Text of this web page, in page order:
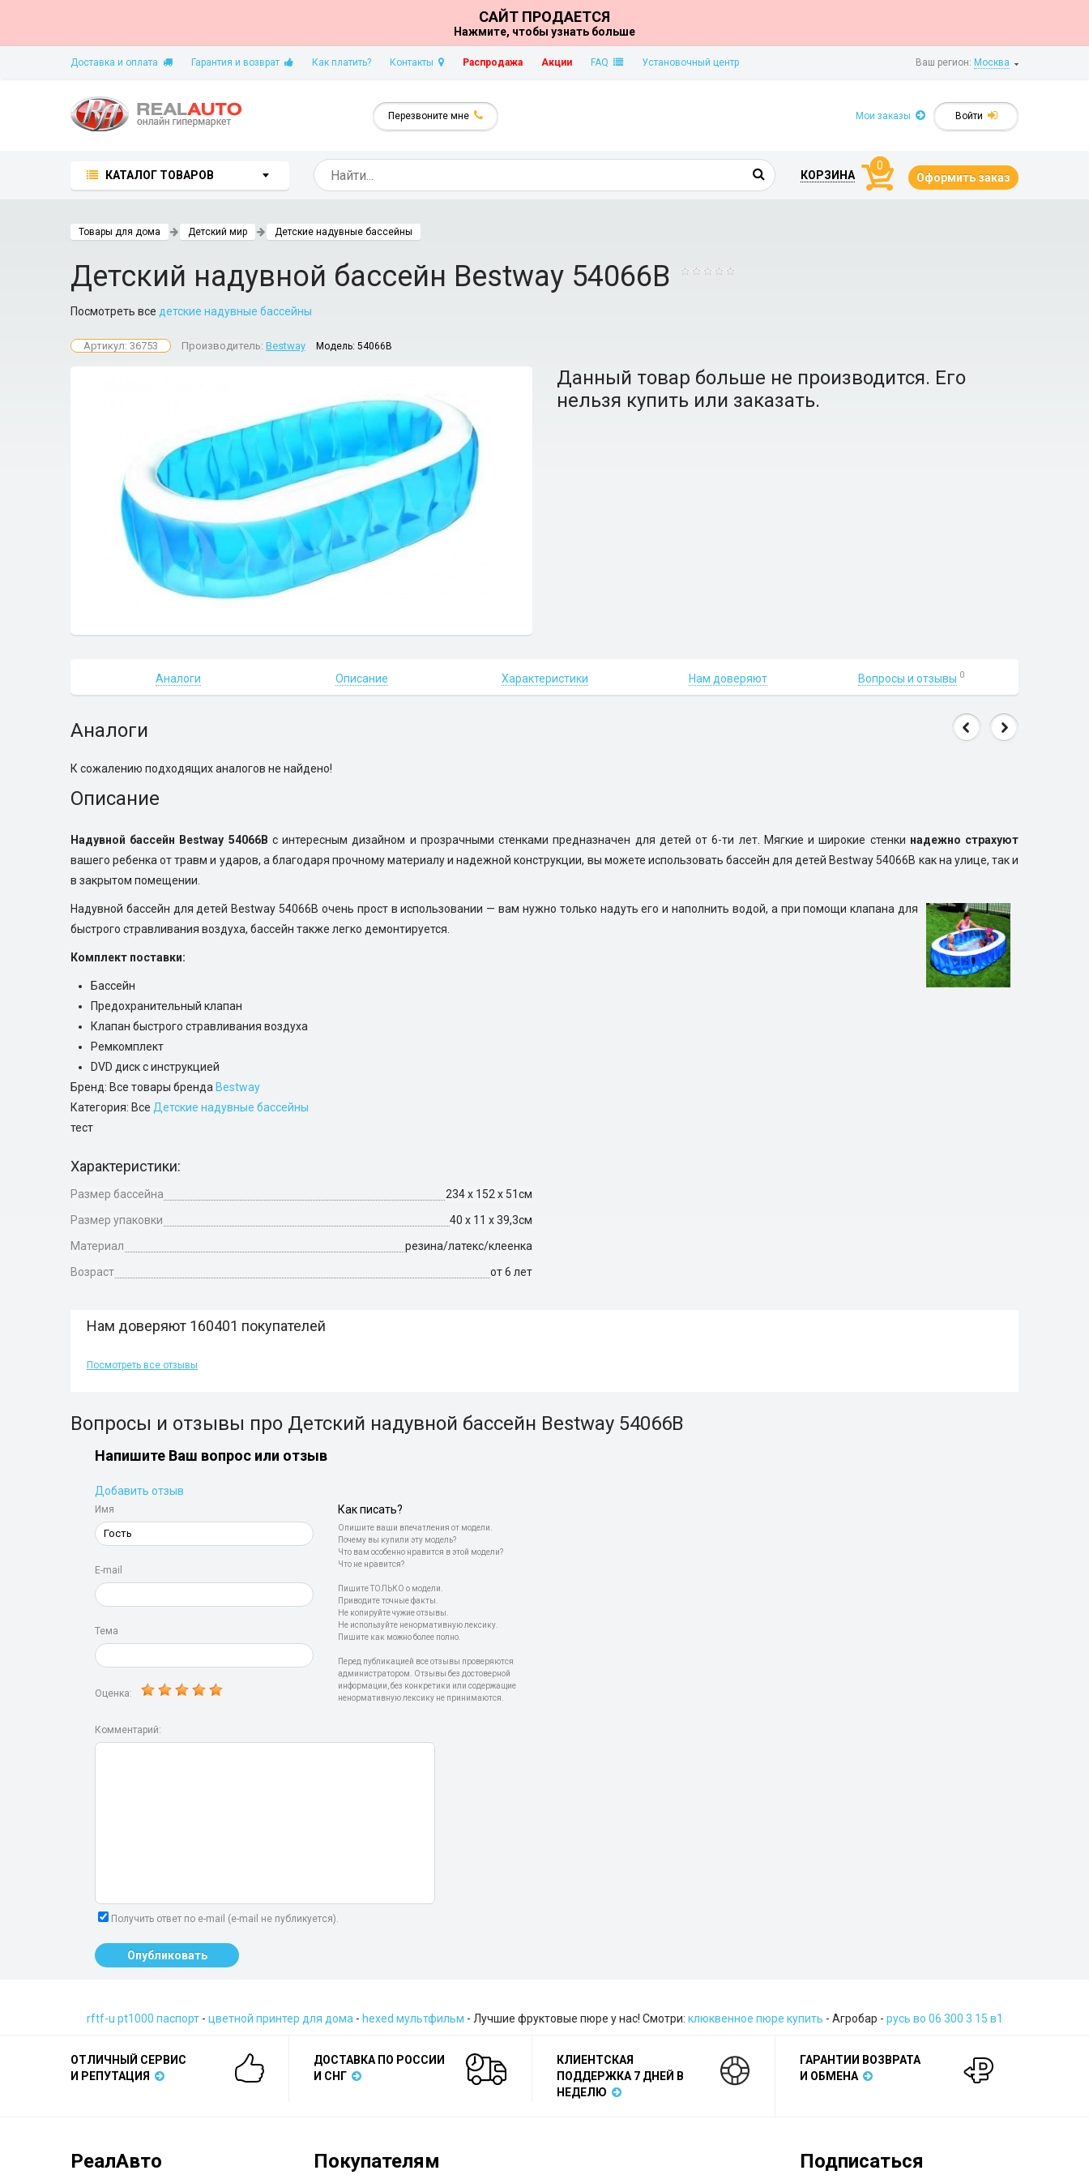
САЙТ ПРОДАЕТСЯ
Нажмите, чтобы узнать больше
Ваш регион: Москва
Доставка и оплата Гарантия и возврат Как платить? Контакты Распродажа Акции FAQ Установочный центр
Перезвоните мне Войти
Мои заказы
КАТАЛОГ ТОВАРОВ КОРЗИНА
0
Оформить заказ
Товары для дома Детский мир Детские надувные бассейны
Детский надувной бассейн Bestway 54066B
Посмотреть все детские надувные бассейны
Артикул: 36753 Производитель: Bestway Модель: 54066B
Данный товар больше не производится. Его
нельзя купить или заказать.
Аналоги Описание Характеристики Нам доверяют Вопросы и отзывы 0
Аналоги
К сожалению подходящих аналогов не найдено!
Описание
Надувной бассейн Bestway 54066B с интересным дизайном и прозрачными стенками предназначен для детей от 6-ти лет. Мягкие и широкие стенки надежно страхуют
вашего ребенка от травм и ударов, а благодаря прочному материалу и надежной конструкции, вы можете использовать бассейн для детей Bestway 54066B как на улице, так и
в закрытом помещении.
Надувной бассейн для детей Bestway 54066B очень прост в использовании — вам нужно только надуть его и наполнить водой, а при помощи клапана для
быстрого стравливания воздуха, бассейн также легко демонтируется.
Комплект поставки:
Бассейн
Предохранительный клапан
Клапан быстрого стравливания воздуха
Ремкомплект
DVD диск с инструкцией
Бренд: Все товары бренда Bestway
Категория: Все Детские надувные бассейны
тест
Характеристики:
Размер бассейна
234 х 152 х 51см
Размер упаковки
40 х 11 х 39,3см
Материал
резина/латекс/клеенка
Возраст
от 6 лет
Нам доверяют 160401 покупателей
Посмотреть все отзывы
Вопросы и отзывы про Детский надувной бассейн Bestway 54066B
Напишите Ваш вопрос или отзыв
Добавить отзыв
Имя
E-mail
Тема
Оценка:
Как писать?
Опишите ваши впечатления от модели.
Почему вы купили эту модель?
Что вам особенно нравится в этой модели?
Что не нравится?
Пишите ТОЛЬКО о модели.
Приводите точные факты.
Не копируйте чужие отзывы.
Не используйте ненормативную лексику.
Пишите как можно более полно.
Перед публикацией все отзывы проверяются
администратором. Отзывы без достоверной
информации, без конкретики или содержащие
ненормативную лексику не принимаются.
Комментарий:
Получить ответ по e-mail (e-mail не публикуется).
Опубликовать
rftf-u pt1000 паспорт- цветной принтер для дома - hexed мультфильм - Лучшие фруктовые пюре у нас! Смотри: клюквенное пюре купить - Агробар - русь во 06 300 3 15 в1
ОТЛИЧНЫЙ СЕРВИС
И РЕПУТАЦИЯ
ДОСТАВКА ПО РОССИИ
И СНГ
КЛИЕНТСКАЯ
ПОДДЕРЖКА 7 ДНЕЙ В
НЕДЕЛЮ
ГАРАНТИИ ВОЗВРАТА
И ОБМЕНА
РеалАвто Покупателям Подписаться